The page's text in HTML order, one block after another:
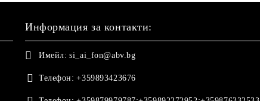
Информация за контакти:
Имейл: si_ai_fon@abv.bg
Телефон: +359893423676